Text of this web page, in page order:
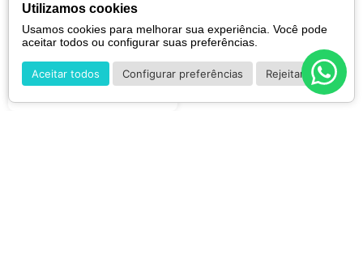
Bioré Make Up Remover - Sérum
Demaquilante 230ml
R$79,90
Utilizamos cookies
Usamos cookies para melhorar sua experiência. Você pode
aceitar todos ou configurar suas preferências.
Aceitar todos Configurar preferências Rejeitar